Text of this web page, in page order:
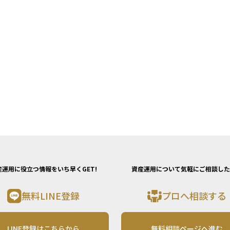
運用に役立つ情報をいち早くGET!
無料LINE登録
資産運用について気軽にご相談し
プロへ相談する